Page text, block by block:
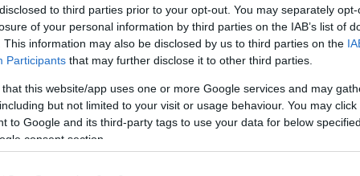
to third parties prior to your opt-out. You may separately
of your personal information by third parties on the IAB’s list of
This information may also be disclosed by us to third parties on the
Participants that may further disclose it to other third parties.
that this website/app uses one or more Google services and may
but not limited to your visit or usage behaviour. You may
to Google and its third-party tags to use your data for below
consent section.
csoportunkhoz, ésiratkozz fel hírlevelünkre!
csak hajszál híján kerülte el az
felkerülést
éppen azután, hogy a római kormánymegtiltotta